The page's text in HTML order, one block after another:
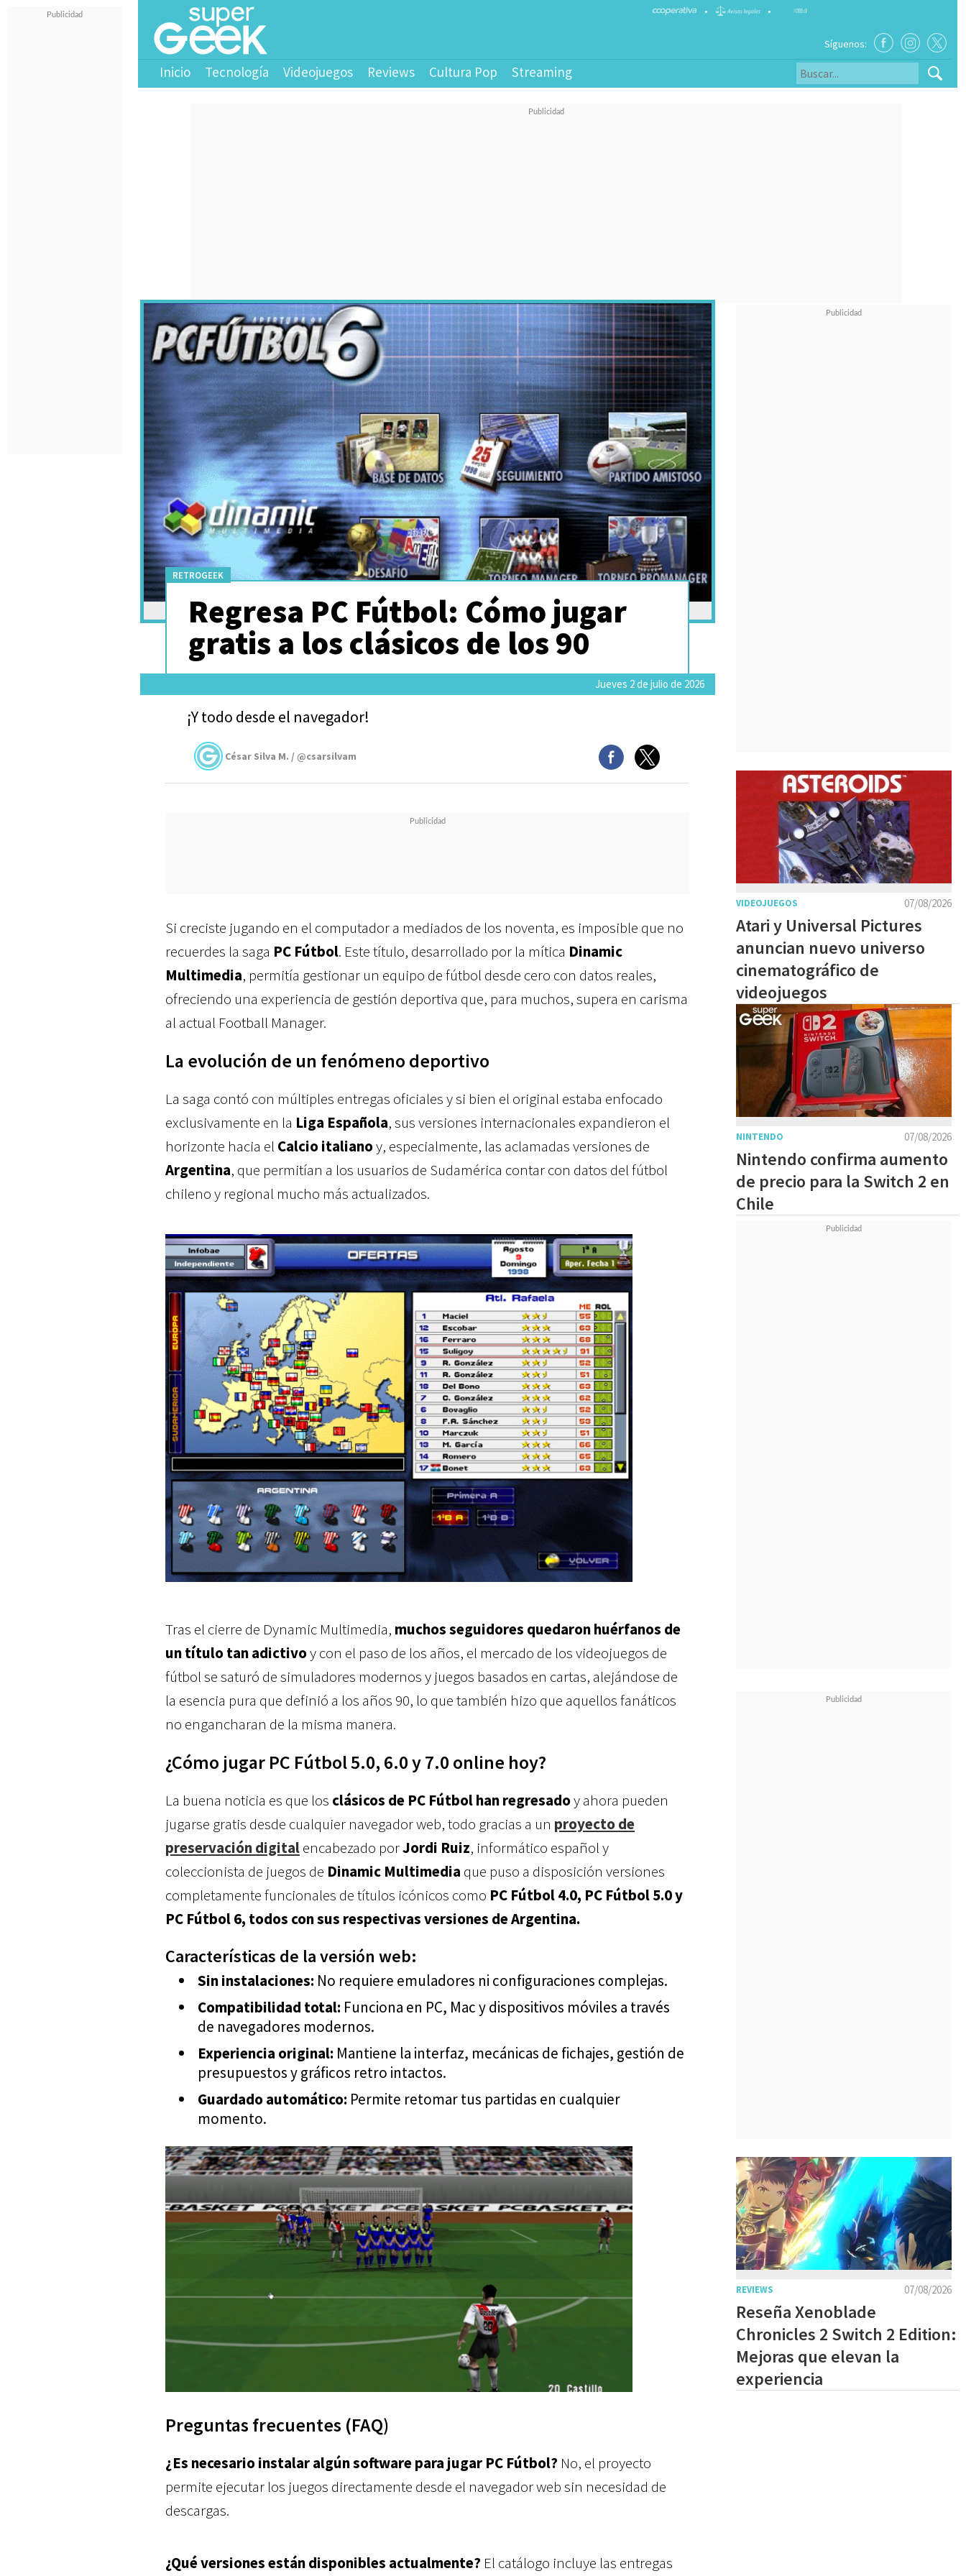
• •
Síguenos:
Inicio Tecnología Videojuegos Reviews Cultura Pop Streaming
RETROGEEK
Regresa PC Fútbol: Cómo jugar
gratis a los clásicos de los 90
Jueves 2 de julio de 2026
¡Y todo desde el navegador!
César Silva M. / @csarsilvam
Si creciste jugando en el computador a mediados de los noventa, es imposible que no
recuerdes la saga PC Fútbol. Este título, desarrollado por la mítica Dinamic
Multimedia, permitía gestionar un equipo de fútbol desde cero con datos reales,
ofreciendo una experiencia de gestión deportiva que, para muchos, supera en carisma
al actual Football Manager.
La evolución de un fenómeno deportivo
La saga contó con múltiples entregas oficiales y si bien el original estaba enfocado
exclusivamente en la Liga Española, sus versiones internacionales expandieron el
horizonte hacia el Calcio italianoy, especialmente, las aclamadas versiones de
Argentina, que permitían a los usuarios de Sudamérica contar con datos del fútbol
chileno y regional mucho más actualizados.
Tras el cierre de Dynamic Multimedia, muchos seguidores quedaron huérfanos de
un título tan adictivoy con el paso de los años, el mercado de los videojuegos de
fútbol se saturó de simuladores modernos y juegos basados en cartas, alejándose de
la esencia pura que definió a los años 90, lo que también hizo que aquellos fanáticos
no engancharan de la misma manera.
¿Cómo jugar PC Fútbol 5.0, 6.0 y 7.0 online hoy?
La buena noticia es que los clásicos de PC Fútbol han regresadoy ahora pueden
jugarse gratis desde cualquier navegador web, todo gracias a un proyecto de
preservación digitalencabezado porJordi Ruiz, informático español y
coleccionista de juegos de Dinamic Multimedia que puso a disposición versiones
completamente funcionales de títulos icónicos como PC Fútbol 4.0, PC Fútbol 5.0 y
PC Fútbol 6, todos con sus respectivas versiones de Argentina.
Características de la versión web:
Sin instalaciones: No requiere emuladores ni configuraciones complejas.
Compatibilidad total: Funciona en PC, Mac y dispositivos móviles a través
de navegadores modernos.
Experiencia original: Mantiene la interfaz, mecánicas de fichajes, gestión de
presupuestos y gráficos retro intactos.
Guardado automático: Permite retomar tus partidas en cualquier
momento.
Preguntas frecuentes (FAQ)
¿Es necesario instalar algún software para jugar PC Fútbol? No, el proyecto
permite ejecutar los juegos directamente desde el navegador web sin necesidad de
descargas.
¿Qué versiones están disponibles actualmente? El catálogo incluye las entregas
07/08/2026
VIDEOJUEGOS
Atari y Universal Pictures
anuncian nuevo universo
cinematográfico de
videojuegos
07/08/2026
NINTENDO
Nintendo confirma aumento
de precio para la Switch 2 en
Chile
07/08/2026
REVIEWS
Reseña Xenoblade
Chronicles 2 Switch 2 Edition:
Mejoras que elevan la
experiencia